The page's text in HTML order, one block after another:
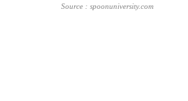
Source : spoonuniversity.com